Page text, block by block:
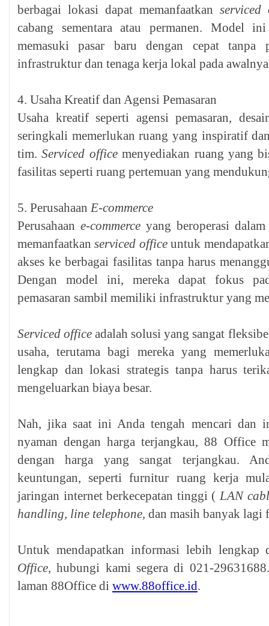
berbagai lokasi dapat memanfaatkan serviced
cabang sementara atau permanen. Model
memasuki pasar baru dengan cepat tanpa
infrastruktur dan tenaga kerja lokal pada
4. Usaha Kreatif dan Agensi Pemasaran
Usaha kreatif seperti agensi pemasaran,
seringkali memerlukan ruang yang inspiratif
tim.Serviced officemenyediakan ruang yang
fasilitas seperti ruang pertemuan yang
5. Perusahaan E-commerce
Perusahaane-commerce yang beroperasi
memanfaatkanserviced officeuntuk
akses ke berbagai fasilitas tanpa harus
Dengan model ini, mereka dapat fokus
pemasaran sambil memiliki infrastruktur yang
Serviced office adalah solusi yang sangat
usaha, terutama bagi mereka yang
lengkap dan lokasi strategis tanpa harus
mengeluarkan biaya besar.
Nah, jika saat ini Anda tengah mencari dan
nyaman dengan harga terjangkau, 88 Office
dengan harga yang sangat terjangkau.
keuntungan, seperti furnitur ruang kerja
jaringan internet berkecepatan tinggi (LAN
handling, line telephone, dan masih banyak lagi
Untuk mendapatkan informasi lebih
Office, hubungi kami segera di 021-
laman 88Office di www.88office.id.